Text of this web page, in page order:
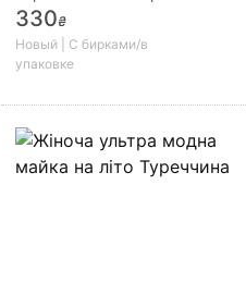
р-ри 44, 46, 50 наш
330₴
Новый | С бирками/в
упаковке